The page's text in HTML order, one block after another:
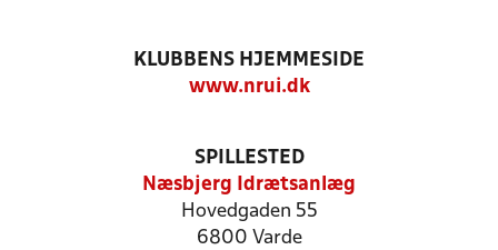
KLUBBENS HJEMMESIDE
www.nrui.dk
SPILLESTED
Næsbjerg Idrætsanlæg
Hovedgaden 55
6800 Varde